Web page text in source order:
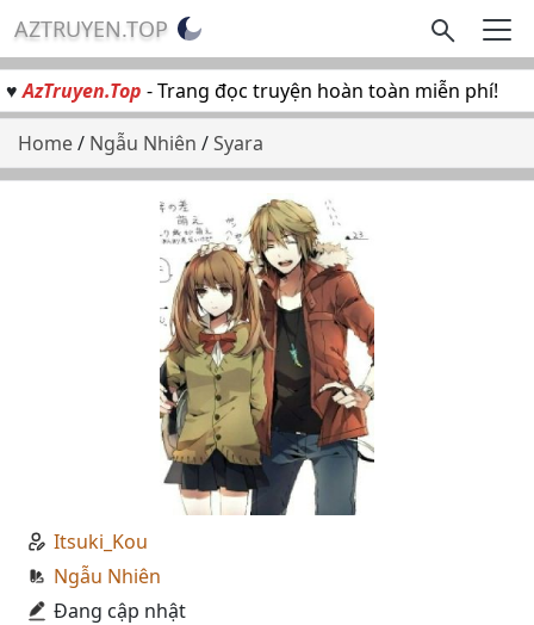
AZTRUYEN.TOP
♥AzTruyen.Top - Trang đọc truyện hoàn toàn miễn phí!
Home/ Ngẫu Nhiên /Syara
Itsuki_Kou
Ngẫu Nhiên
Đang cập nhật